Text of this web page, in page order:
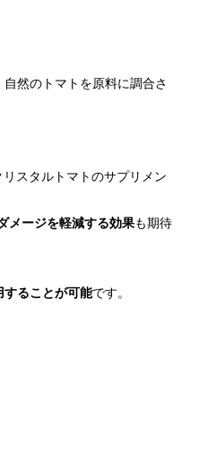
然のトマトを原料に調合さ
スタルトマトのサプリメン
メージを軽減する効果も期待
することが可能です。